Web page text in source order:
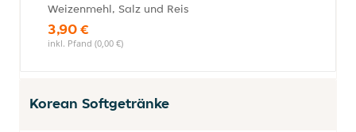
Weizenmehl, Salz und Reis
3,90 €
inkl. Pfand (0,00 €)
Korean Softgetränke